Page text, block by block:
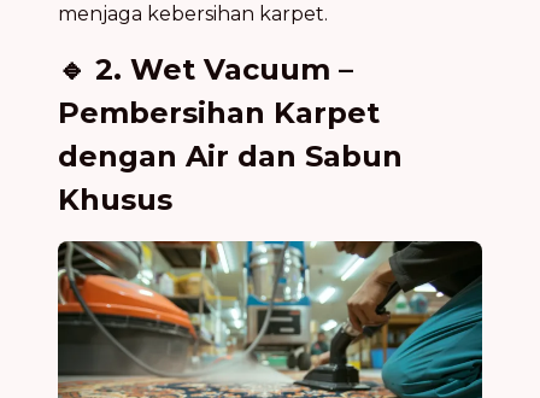
menjaga kebersihan karpet.
🔹 2. Wet Vacuum –
Pembersihan Karpet
dengan Air dan Sabun
Khusus